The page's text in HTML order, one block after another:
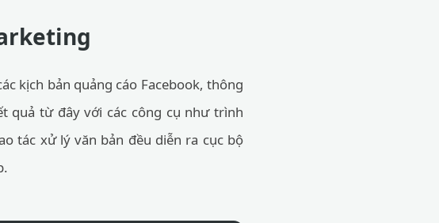
kịch bản quảng cáo Facebook, thông
quả từ đây với các công cụ như trình
tác xử lý văn bản đều diễn ra cục bộ